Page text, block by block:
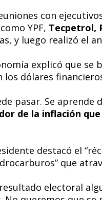
con
YPF, Tecpetrol,
y luego realizó el
explicó que se
dólares
pasar. Se
de la inflación
destacó el
que
electoral